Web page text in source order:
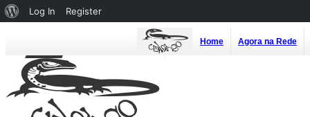
Home Agora na Rede
About
Log In Register